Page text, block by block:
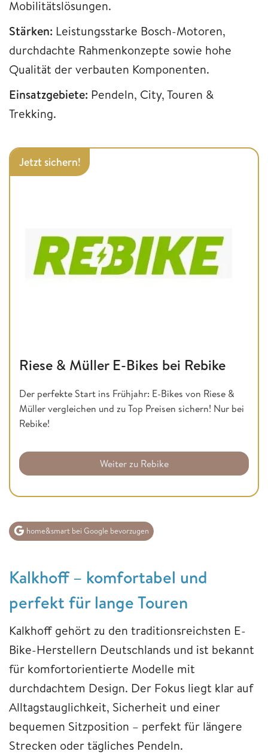
Mobilitätslösungen.
Stärken: Leistungsstarke Bosch-Motoren,
durchdachte Rahmenkonzepte sowie hohe
Qualität der verbauten Komponenten.
Einsatzgebiete: Pendeln, City, Touren &
Trekking.
Jetzt sichern!
Riese & Müller E-Bikes bei Rebike
Der perfekte Start ins Frühjahr: E-Bikes von Riese &
Müller vergleichen und zu Top Preisen sichern! Nur bei
Rebike!
Weiter zu Rebike
home&smart bei Google bevorzugen
Kalkhoff – komfortabel und
perfekt für lange Touren
Kalkhoff gehört zu den traditionsreichsten E-
Bike-Herstellern Deutschlands und ist bekannt
für komfortorientierte Modelle mit
durchdachtem Design. Der Fokus liegt klar auf
Alltagstauglichkeit, Sicherheit und einer
bequemen Sitzposition – perfekt für längere
Strecken oder tägliches Pendeln.